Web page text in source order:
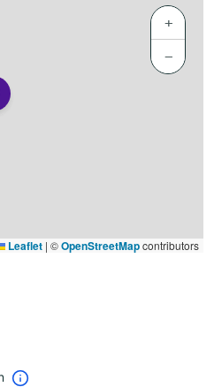
+
−
Leaflet | ©OpenStreetMapcontributors